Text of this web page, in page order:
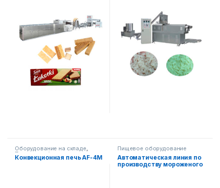
Оборудование на складе,
Пищевое оборудование,
Кондитерские печи
Конвекционная печь AF-4M
Пищевое оборудование
Автоматическая линия по
производству мороженого